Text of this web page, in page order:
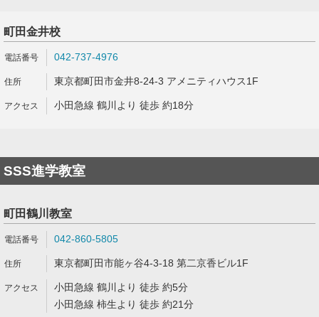
町田金井校
042-737-4976
東京都町田市金井8-24-3 アメニティハウス1F
小田急線 鶴川より 徒歩 約18分
SSS進学教室
町田鶴川教室
042-860-5805
東京都町田市能ヶ谷4-3-18 第二京香ビル1F
小田急線 鶴川より 徒歩 約5分
小田急線 柿生より 徒歩 約21分